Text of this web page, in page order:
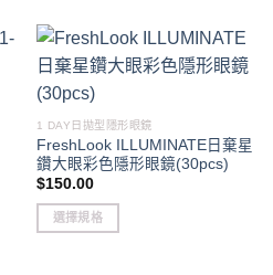
1 DAY日拋型隱形眼鏡
FreshLook ILLUMINATE日棄星
鑽大眼彩色隱形眼鏡(30pcs)
$150.00
選擇規格